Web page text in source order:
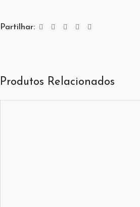
Partilhar:
Produtos Relacionados